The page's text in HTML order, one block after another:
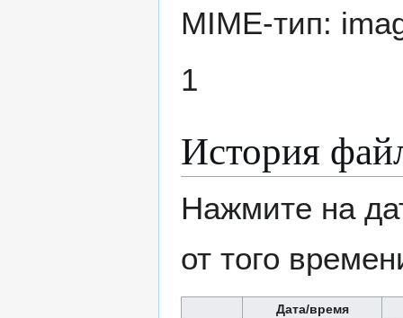
MIME-тип:
1
История
Нажмите на
от того
Дата/время